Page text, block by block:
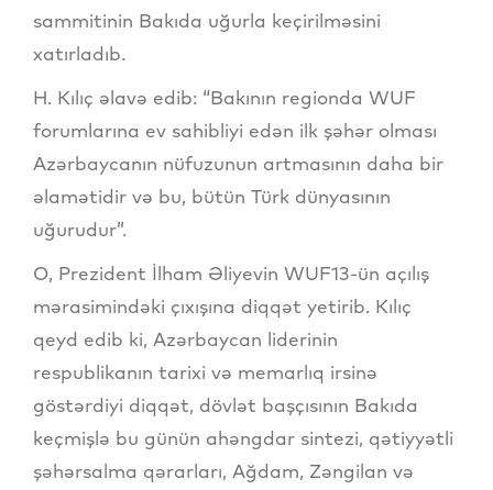
sammitinin Bakıda uğurla keçirilməsini
xatırladıb.
H. Kılıç əlavə edib: “Bakının regionda WUF
forumlarına ev sahibliyi edən ilk şəhər olması
Azərbaycanın nüfuzunun artmasının daha bir
əlamətidir və bu, bütün Türk dünyasının
uğurudur”.
O, Prezident İlham Əliyevin WUF13-ün açılış
mərasimindəki çıxışına diqqət yetirib. Kılıç
qeyd edib ki, Azərbaycan liderinin
respublikanın tarixi və memarlıq irsinə
göstərdiyi diqqət, dövlət başçısının Bakıda
keçmişlə bu günün ahəngdar sintezi, qətiyyətli
şəhərsalma qərarları, Ağdam, Zəngilan və